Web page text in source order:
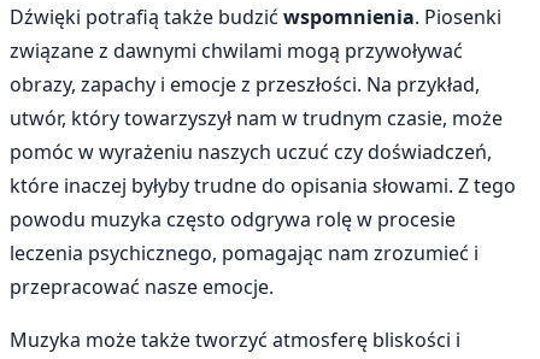
Dźwięki potrafią także budzić wspomnienia. Piosenki
związane z dawnymi chwilami mogą przywoływać
obrazy, zapachy i emocje z przeszłości. Na przykład,
utwór, który towarzyszył nam w trudnym czasie, może
pomóc w wyrażeniu naszych uczuć czy doświadczeń,
które inaczej byłyby trudne do opisania słowami. Z tego
powodu muzyka często odgrywa rolę w procesie
leczenia psychicznego, pomagając nam zrozumieć i
przepracować nasze emocje.
Muzyka może także tworzyć atmosferę bliskości i